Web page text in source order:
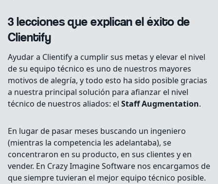
3 lecciones que explican el éxito de
Clientify
Ayudar a Clientify a cumplir sus metas y elevar el nivel
de su equipo técnico es uno de nuestros mayores
motivos de alegría, y todo esto ha sido posible gracias
a nuestra principal solución para afianzar el nivel
técnico de nuestros aliados: el Staff Augmentation.
En lugar de pasar meses buscando un ingeniero
(mientras la competencia les adelantaba), se
concentraron en su producto, en sus clientes y en
vender. En Crazy Imagine Software nos encargamos de
que siempre tuvieran el mejor equipo técnico posible.